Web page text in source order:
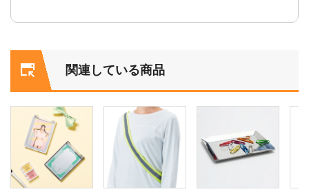
関連している商品